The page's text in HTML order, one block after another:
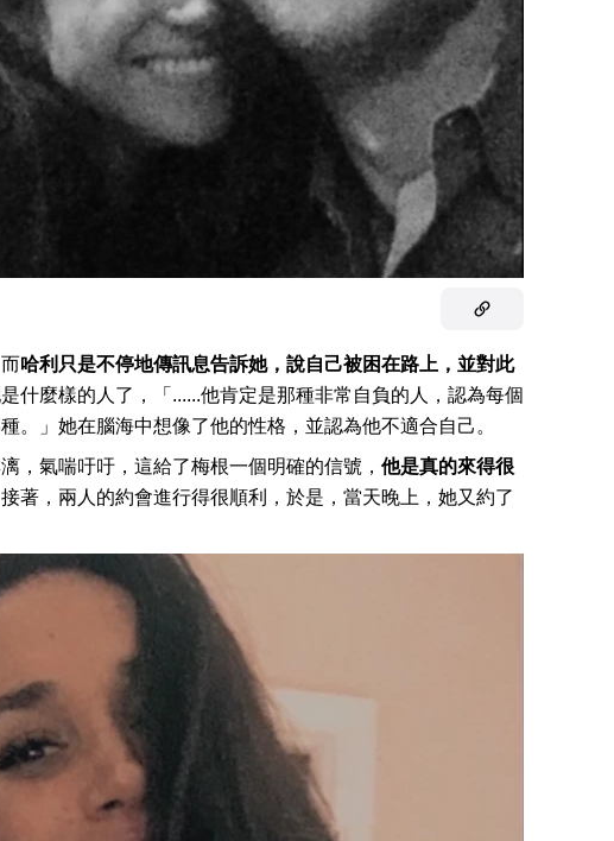
哈利只是不停地傳訊息告訴她，說自己被困在路上，並對此
什麼樣的人了，「......他肯定是那種非常自負的人，認為每個
。」她在腦海中想像了他的性格，並認為他不適合自己。
，氣喘吁吁，這給了梅根一個明確的信號， 他是真的來得很
接著，兩人的約會進行得很順利，於是，當天晚上，她又約了